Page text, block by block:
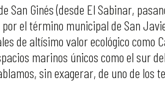
San Ginés (desde El Sabinar,
por el término municipal de San
de altísimo valor ecológico como
marinos únicos como el sur
sin exagerar, de uno de los